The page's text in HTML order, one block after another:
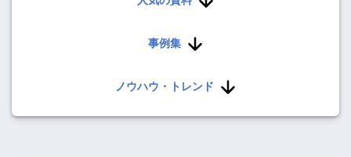
事例集
ノウハウ・トレンド